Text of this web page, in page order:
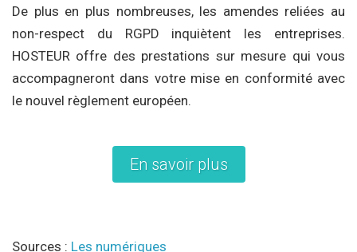
De plus en plus nombreuses, les amendes reliées au
non-respect du RGPD inquiètent les entreprises.
HOSTEUR offre des prestations sur mesure qui vous
accompagneront dans votre mise en conformité avec
le nouvel règlement européen.
En savoir plus
Sources : Les numériques